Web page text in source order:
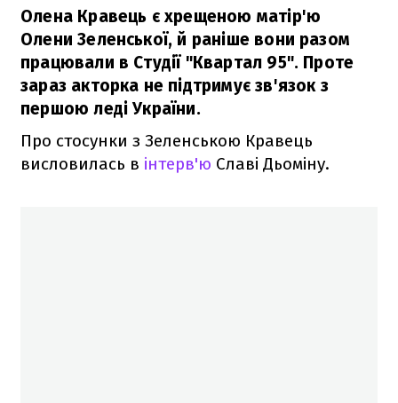
Олена Кравець є хрещеною матір'ю
Олени Зеленської, й раніше вони разом
працювали в Студії "Квартал 95". Проте
зараз акторка не підтримує зв'язок з
першою леді України.
Про стосунки з Зеленською Кравець
висловилась в інтерв'ю Славі Дьоміну.